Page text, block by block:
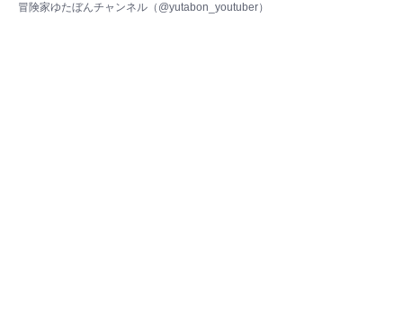
冒険家ゆたぼんチャンネル（ @yutabon_youtuber）